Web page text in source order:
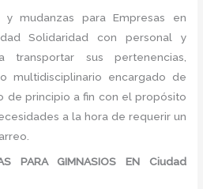
mudanzas para Empresas en
Solidaridad con personal y
transportar sus pertenencias,
multidisciplinario encargado de
de principio a fin con el propósito
a la hora de requerir un
PARA GIMNASIOS EN Ciudad